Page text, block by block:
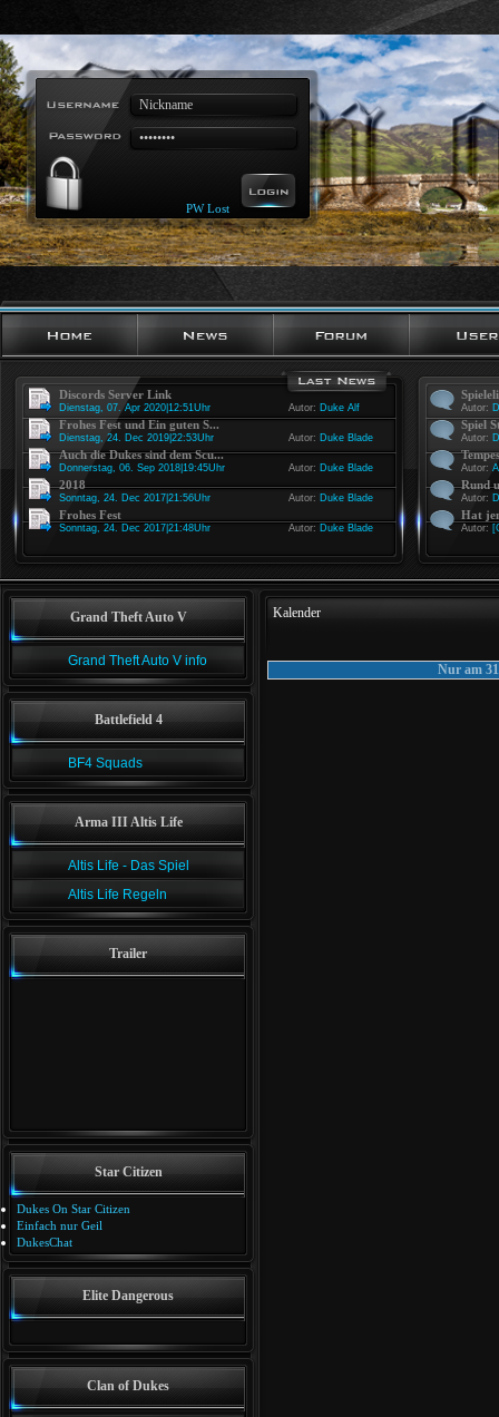
PW Lost
Discords Server Link
Dienstag, 07. Apr 2020|12:51Uhr Autor: Duke Alf
Frohes Fest und Ein guten S...
Dienstag, 24. Dec 2019|22:53Uhr Autor: Duke Blade
Auch die Dukes sind dem Scu...
Donnerstag, 06. Sep 2018|19:45Uhr Autor: Duke Blade
2018
Sonntag, 24. Dec 2017|21:56Uhr Autor: Duke Blade
Frohes Fest
Sonntag, 24. Dec 2017|21:48Uhr Autor: Duke Blade
Autor:
Spiel
Autor:
Autor:
Rund
Autor:
Hat
Autor:
Grand Theft Auto V
Grand Theft Auto V info
Battlefield 4
BF4 Squads
Arma III Altis Life
Altis Life - Das Spiel
Altis Life Regeln
Trailer
Star Citizen
Dukes On Star Citizen
Einfach nur Geil
DukesChat
Elite Dangerous
Clan of Dukes
Kalender
Nur am